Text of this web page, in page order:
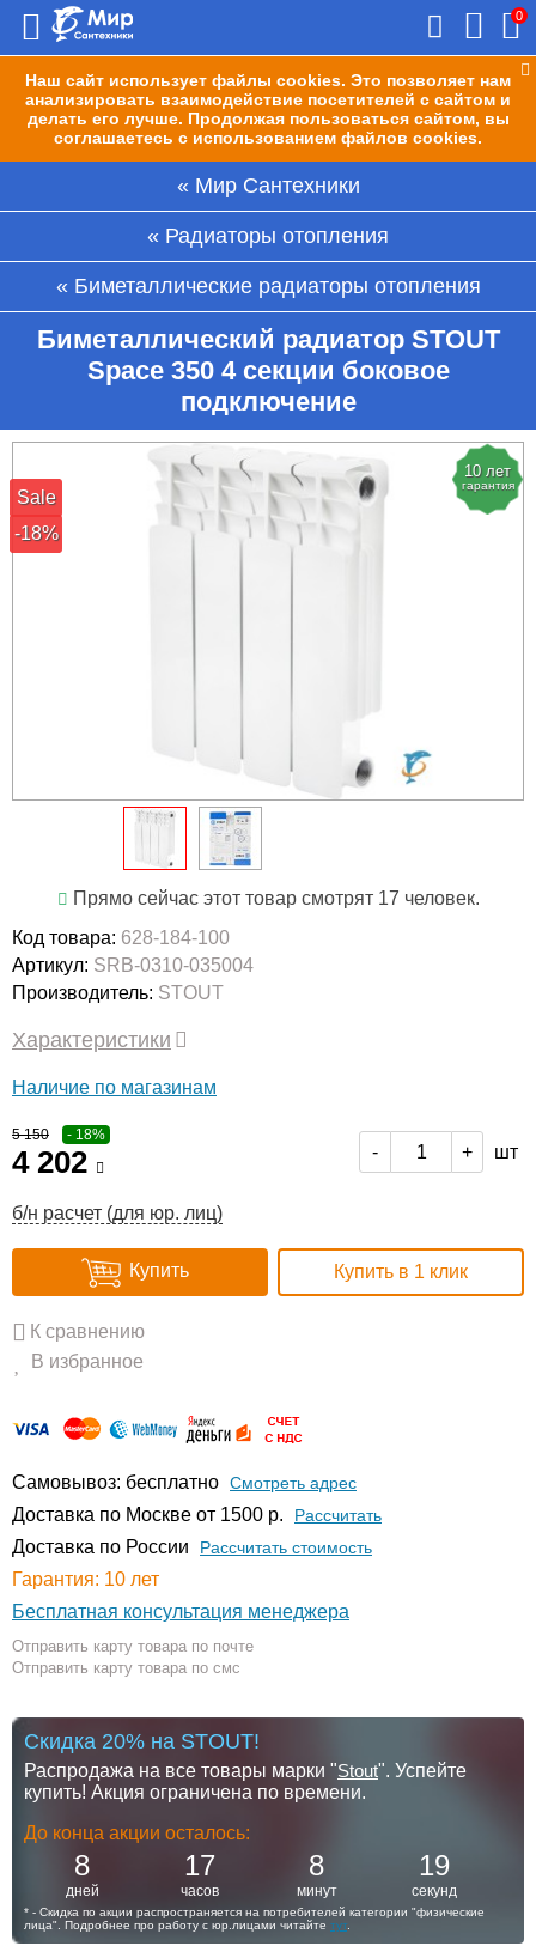
Наш сайт использует файлы cookies. Это позволяет нам
анализировать взаимодействие посетителей с сайтом и
делать его лучше. Продолжая пользоваться сайтом, вы
соглашаетесь с использованием файлов cookies.
0
Мир Сантехники
Радиаторы отопления
Биметаллические радиаторы отопления
Биметаллический радиатор STOUT
Space 350 4 секции боковое
подключение
-18%
Sale
10 лет
гарантия
Прямо сейчас этот товар смотрят 17 человек.
Код товара: 628-184-100
Артикул: SRB-0310-035004
Производитель: STOUT
Характеристики
Наличие по магазинам
5 150 - 18%
4 202 - + шт
б/н расчет (для юр. лиц)
Купить Купить в 1 клик
К сравнению
В избранное
Самовывоз: бесплатно Смотреть адрес
Доставка по Москве от 1500 р. Расcчитать
Доставка по России Рассчитать стоимость
Гарантия: 10 лет
Бесплатная консультация менеджера
Отправить карту товара по почте
Отправить карту товара по смс
Скидка 20% на STOUT!
Распродажа на все товары марки "Stout". Успейте
купить! Акция ограничена по времени.
До конца акции осталось:
8
дней
17
часов
8
минут
18
секунд
* - Скидка по акции распространяется на потребителей категории "физические
лица". Подробнее про работу с юр.лицами читайте тут